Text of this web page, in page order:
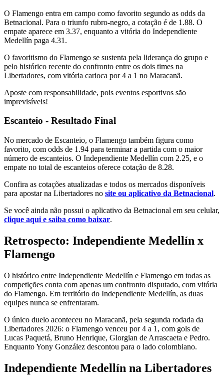
O Flamengo entra em campo como favorito segundo as odds da
Betnacional. Para o triunfo rubro-negro, a cotação é de 1.88. O
empate aparece em 3.37, enquanto a vitória do Independiente
Medellín paga 4.31.
O favoritismo do Flamengo se sustenta pela liderança do grupo e
pelo histórico recente do confronto entre os dois times na
Libertadores, com vitória carioca por 4 a 1 no Maracanã.
Aposte com responsabilidade, pois eventos esportivos são
imprevisíveis!
Escanteio - Resultado Final
No mercado de Escanteio, o Flamengo também figura como
favorito, com odds de 1.94 para terminar a partida com o maior
número de escanteios. O Independiente Medellín com 2.25, e o
empate no total de escanteios oferece cotação de 8.28.
Confira as cotações atualizadas e todos os mercados disponíveis
para apostar na Libertadores no site ou aplicativo da Betnacional.
Se você ainda não possui o aplicativo da Betnacional em seu celular,
clique aqui e saiba como baixar.
Retrospecto: Independiente Medellín x
Flamengo
O histórico entre Independiente Medellín e Flamengo em todas as
competições conta com apenas um confronto disputado, com vitória
do Flamengo. Em território do Independiente Medellín, as duas
equipes nunca se enfrentaram.
O único duelo aconteceu no Maracanã, pela segunda rodada da
Libertadores 2026: o Flamengo venceu por 4 a 1, com gols de
Lucas Paquetá, Bruno Henrique, Giorgian de Arrascaeta e Pedro.
Enquanto Yony González descontou para o lado colombiano.
Independiente Medellín na Libertadores